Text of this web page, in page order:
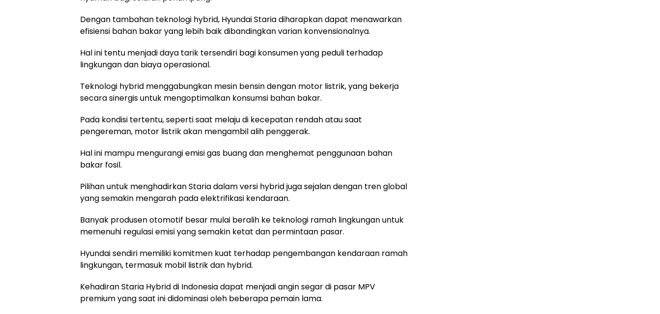
Dengan tambahan teknologi hybrid, Hyundai Staria diharapkan dapat menawarkan
efisiensi bahan bakar yang lebih baik dibandingkan varian konvensionalnya.
Hal ini tentu menjadi daya tarik tersendiri bagi konsumen yang peduli terhadap
lingkungan dan biaya operasional.
Teknologi hybrid menggabungkan mesin bensin dengan motor listrik, yang bekerja
secara sinergis untuk mengoptimalkan konsumsi bahan bakar.
Pada kondisi tertentu, seperti saat melaju di kecepatan rendah atau saat
pengereman, motor listrik akan mengambil alih penggerak.
Hal ini mampu mengurangi emisi gas buang dan menghemat penggunaan bahan
bakar fosil.
Pilihan untuk menghadirkan Staria dalam versi hybrid juga sejalan dengan tren global
yang semakin mengarah pada elektrifikasi kendaraan.
Banyak produsen otomotif besar mulai beralih ke teknologi ramah lingkungan untuk
memenuhi regulasi emisi yang semakin ketat dan permintaan pasar.
Hyundai sendiri memiliki komitmen kuat terhadap pengembangan kendaraan ramah
lingkungan, termasuk mobil listrik dan hybrid.
Kehadiran Staria Hybrid di Indonesia dapat menjadi angin segar di pasar MPV
premium yang saat ini didominasi oleh beberapa pemain lama.